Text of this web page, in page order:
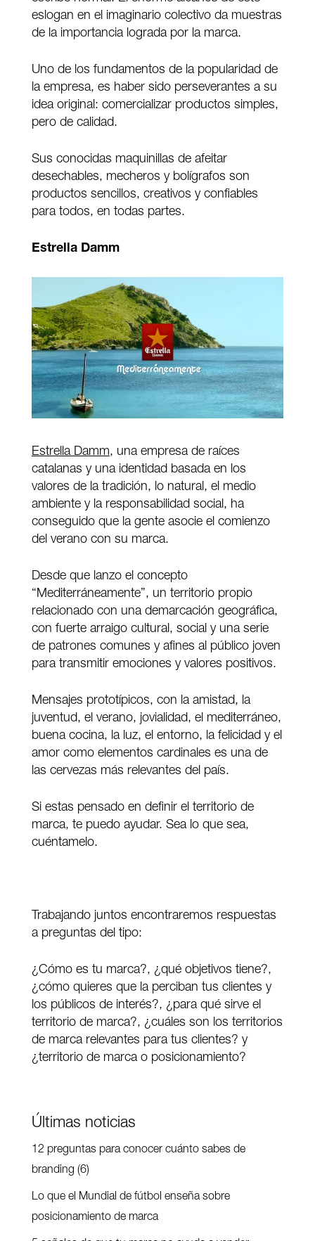
eslogan en el imaginario colectivo da muestras
de la importancia lograda por la marca.
Uno de los fundamentos de la popularidad de
la empresa, es haber sido perseverantes a su
idea original: comercializar productos simples,
pero de calidad.
Sus conocidas maquinillas de afeitar
desechables, mecheros y bolígrafos son
productos sencillos, creativos y confiables
para todos, en todas partes.
Estrella Damm
Estrella Damm, una empresa de raíces
catalanas y una identidad basada en los
valores de la tradición, lo natural, el medio
ambiente y la responsabilidad social, ha
conseguido que la gente asocie el comienzo
del verano con su marca.
Desde que lanzo el concepto
“Mediterráneamente”, un territorio propio
relacionado con una demarcación geográfica,
con fuerte arraigo cultural, social y una serie
de patrones comunes y afines al público joven
para transmitir emociones y valores positivos.
Mensajes prototípicos, con la amistad, la
juventud, el verano, jovialidad, el mediterráneo,
buena cocina, la luz, el entorno, la felicidad y el
amor como elementos cardinales es una de
las cervezas más relevantes del país.
Si estas pensado en definir el territorio de
marca, te puedo ayudar. Sea lo que sea,
cuéntamelo.
Trabajando juntos encontraremos respuestas
a preguntas del tipo:
¿Cómo es tu marca?, ¿qué objetivos tiene?,
¿cómo quieres que la perciban tus clientes y
los públicos de interés?, ¿para qué sirve el
territorio de marca?, ¿cuáles son los territorios
de marca relevantes para tus clientes? y
¿territorio de marca o posicionamiento?
Últimas noticias
12 preguntas para conocer cuánto sabes de
branding (6)
Lo que el Mundial de fútbol enseña sobre
posicionamiento de marca